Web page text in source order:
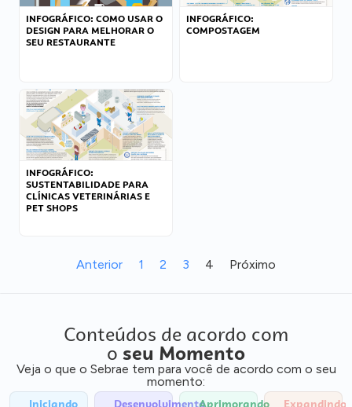
INFOGRÁFICO: COMO USAR O
DESIGN PARA MELHORAR O
SEU RESTAURANTE
INFOGRÁFICO:
COMPOSTAGEM
INFOGRÁFICO:
SUSTENTABILIDADE PARA
CLÍNICAS VETERINÁRIAS E
PET SHOPS
Anterior 1 2 3 4 Próximo
Conteúdos de acordo com
o seu Momento
Veja o que o Sebrae tem para você de acordo com o seu
momento:
Iniciando DesenvolvimentoAprimorando Expandindo